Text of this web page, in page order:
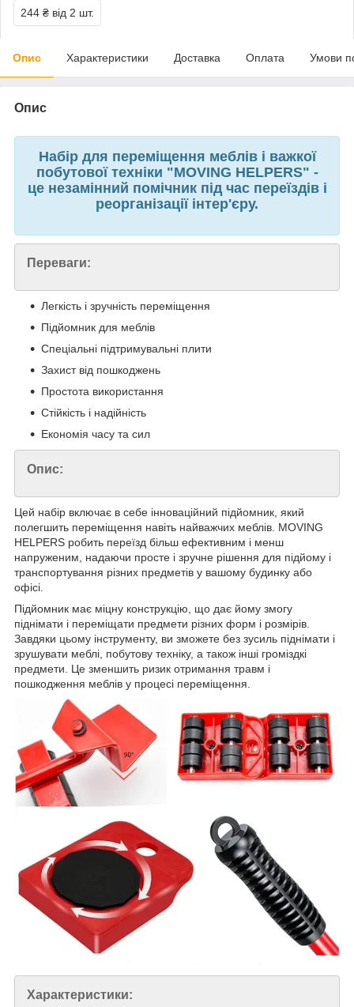
244 ₴ від 2 шт.
Опис Характеристики Доставка Оплата Умови
Опис
Набір для переміщення меблів і важкої
побутової техніки "MOVING HELPERS" -
це незамінний помічник під час переїздів і
реорганізації інтер'єру.
Переваги:
Легкість і зручність переміщення
Підйомник для меблів
Спеціальні підтримувальні плити
Захист від пошкоджень
Простота використання
Стійкість і надійність
Економія часу та сил
Опис:
Цей набір включає в себе інноваційний підйомник, який
полегшить переміщення навіть найважчих меблів. MOVING
HELPERS робить переїзд більш ефективним і менш
напруженим, надаючи просте і зручне рішення для підйому і
транспортування різних предметів у вашому будинку або
офісі.
Підйомник має міцну конструкцію, що дає йому змогу
піднімати і переміщати предмети різних форм і розмірів.
Завдяки цьому інструменту, ви зможете без зусиль піднімати і
зрушувати меблі, побутову техніку, а також інші громіздкі
предмети. Це зменшить ризик отримання травм і
пошкодження меблів у процесі переміщення.
Характеристики: